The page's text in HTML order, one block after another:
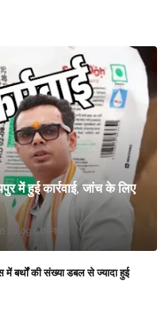
में हुई कार्रवाई, जांच के लिए
PM
में बर्थों की संख्या डबल से ज्यादा हुई